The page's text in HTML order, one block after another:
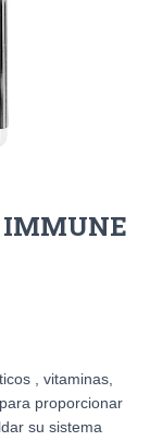
IMMUNE
, vitaminas,
proporcionar
su sistema